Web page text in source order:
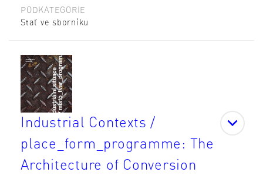
PODKATEGORIE
Stať ve sborníku
Industrial Contexts /
place_form_programme: The
Architecture of Conversion